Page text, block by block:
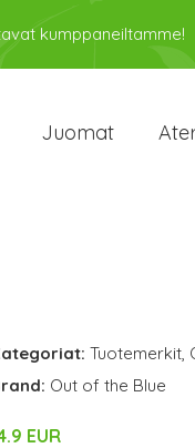
kumppaneiltamme!
Juomat
Tuotemerkit,
Out of the Blue
EUR